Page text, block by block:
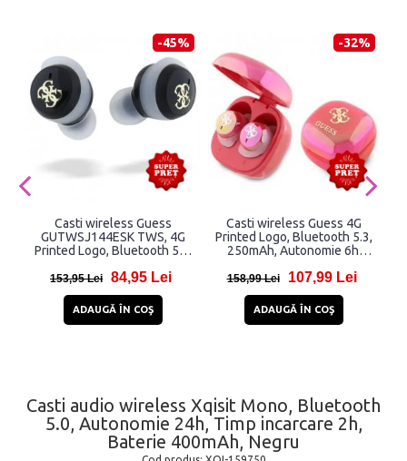
-45%
Casti wireless Guess
GUTWSJ144ESK TWS, 4G
Printed Logo, Bluetooth 5.3,
153,95 Lei 84,95 Lei
ADAUGĂ ÎN COŞ
-32%
Casti wireless Guess 4G
Printed Logo, Bluetooth 5.3,
250mAh, Autonomie 6h,
158,99 Lei 107,99 Lei
ADAUGĂ ÎN COŞ
Casti audio wireless Xqisit Mono, Bluetooth
5.0, Autonomie 24h, Timp incarcare 2h,
Baterie 400mAh, Negru